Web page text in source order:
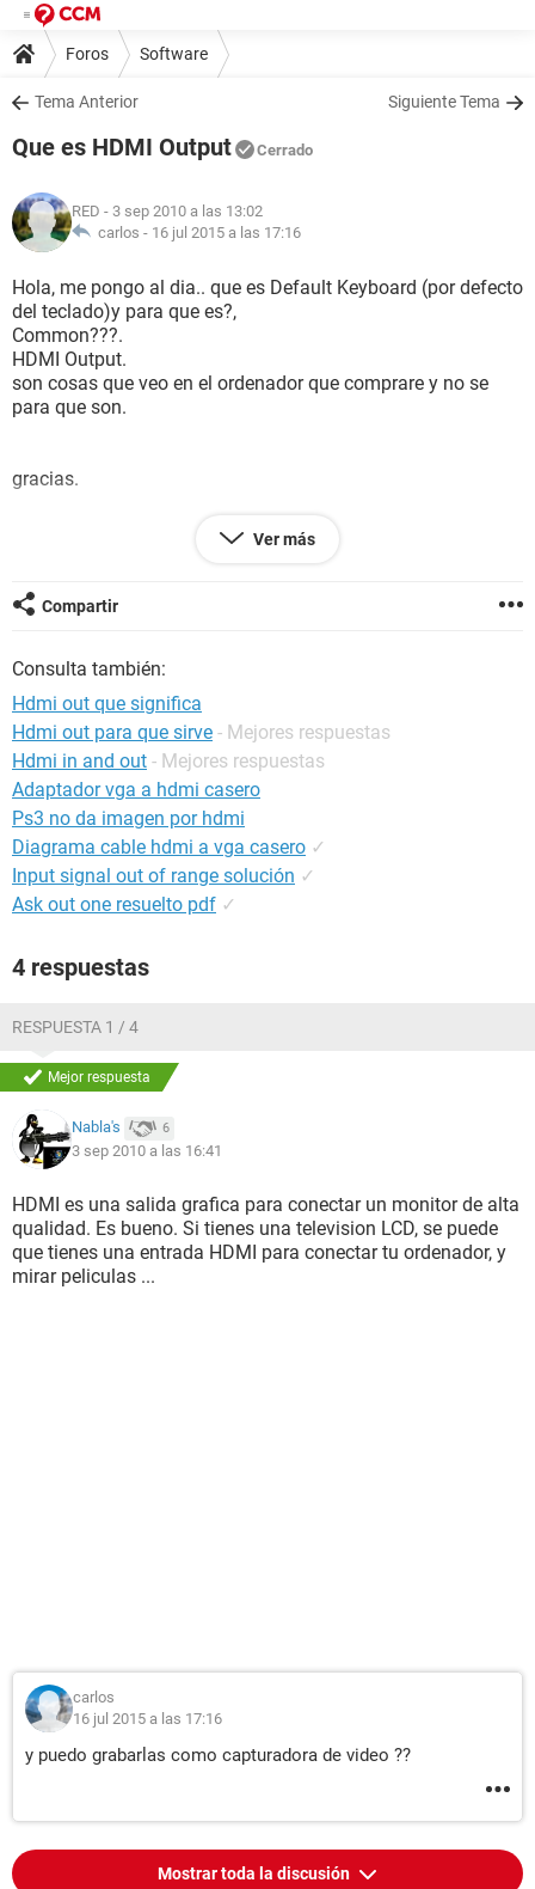
Foros Software
Tema Anterior Siguiente Tema
Que es HDMI Output Cerrado
RED - 3 sep 2010 a las 13:02
carlos - 16 jul 2015 a las 17:16
Hola, me pongo al dia.. que es Default Keyboard (por defecto
del teclado)y para que es?,
Common???.
HDMI Output.
son cosas que veo en el ordenador que comprare y no se
para que son.
gracias.
Ver más
Compartir
Consulta también:
Hdmi out que significa
Hdmi out para que sirve - Mejores respuestas
Hdmi in and out - Mejores respuestas
Adaptador vga a hdmi casero
Ps3 no da imagen por hdmi
Diagrama cable hdmi a vga casero ✓
Input signal out of range solución ✓
Ask out one resuelto pdf ✓
4 respuestas
RESPUESTA 1 / 4
Mejor respuesta
Nabla's 6
3 sep 2010 a las 16:41
HDMI es una salida grafica para conectar un monitor de alta
qualidad. Es bueno. Si tienes una television LCD, se puede
que tienes una entrada HDMI para conectar tu ordenador, y
mirar peliculas ...
carlos
16 jul 2015 a las 17:16
y puedo grabarlas como capturadora de video ??
Mostrar toda la discusión